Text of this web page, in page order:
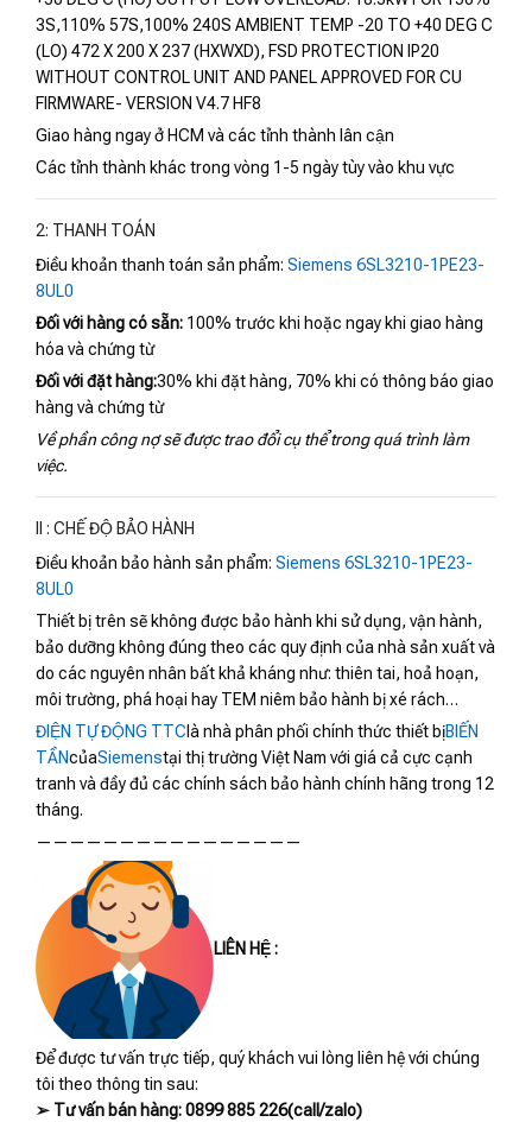
3S,110% 57S,100% 240S AMBIENT TEMP -20 TO +40 DEG C
(LO) 472 X 200 X 237 (HXWXD), FSD PROTECTION IP20
WITHOUT CONTROL UNIT AND PANEL APPROVED FOR CU
FIRMWARE- VERSION V4.7 HF8
Giao hàng ngay ở HCM và các tỉnh thành lân cận
Các tỉnh thành khác trong vòng 1-5 ngày tùy vào khu vực
2: THANH TOÁN
Điều khoản thanh toán sản phẩm: Siemens 6SL3210-1PE23-
8UL0
Đối với hàng có sẵn: 100% trước khi hoặc ngay khi giao hàng
hóa và chứng từ
Đối với đặt hàng:30% khi đặt hàng, 70% khi có thông báo giao
hàng và chứng từ
Về phần công nợ sẽ được trao đổi cụ thể trong quá trình làm
việc.
II : CHẾ ĐỘ BẢO HÀNH
Điều khoản bảo hành sản phẩm: Siemens 6SL3210-1PE23-
8UL0
Thiết bị trên sẽ không được bảo hành khi sử dụng, vận hành,
bảo dưỡng không đúng theo các quy định của nhà sản xuất và
do các nguyên nhân bất khả kháng như: thiên tai, hoả hoạn,
môi trường, phá hoại hay TEM niêm bảo hành bị xé rách…
ĐIỆN TỰ ĐỘNG TTC là nhà phân phối chính thức thiết bịBIẾN
TẦNcủaSiemenstại thị trường Việt Nam với giá cả cực cạnh
tranh và đầy đủ các chính sách bảo hành chính hãng trong 12
tháng.
————————————————
LIÊN HỆ :
Để được tư vấn trực tiếp, quý khách vui lòng liên hệ với chúng
tôi theo thông tin sau:
➢ Tư vấn bán hàng: 0899 885 226(call/zalo)